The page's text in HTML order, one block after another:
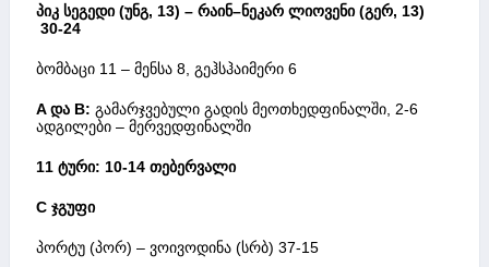
პიკ სეგედი (უნგ, 13) – რაინ–ნეკარ ლიოვენი (გერ, 13)
30-24
ბომბაცი 11 – მენსა 8, გეჰსჰაიმერი 6
A და B: გამარჯვებული გადის მეოთხედფინალში, 2-6
ადგილები – მერვედფინალში
11 ტური: 10-14 თებერვალი
C ჯგუფი
პორტუ (პორ) – ვოივოდინა (სრბ) 37-15